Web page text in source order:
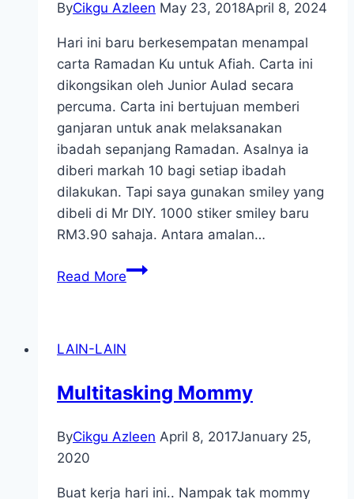
ByCikgu Azleen May 23, 2018April 8, 2024
Hari ini baru berkesempatan menampal
carta Ramadan Ku untuk Afiah. Carta ini
dikongsikan oleh Junior Aulad secara
percuma. Carta ini bertujuan memberi
ganjaran untuk anak melaksanakan
ibadah sepanjang Ramadan. Asalnya ia
diberi markah 10 bagi setiap ibadah
dilakukan. Tapi saya gunakan smiley yang
dibeli di Mr DIY. 1000 stiker smiley baru
RM3.90 sahaja. Antara amalan…
Read MoreCarta
Beramal
LAIN-LAIN
Multitasking Mommy
ByCikgu Azleen April 8, 2017January 25,
2020
Buat kerja hari ini.. Nampak tak mommy